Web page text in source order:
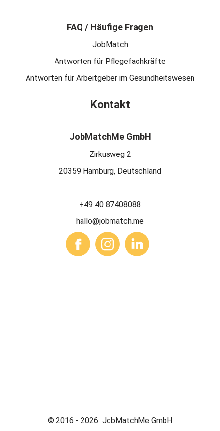
FAQ / Häufige Fragen
JobMatch
Antworten für Pflegefachkräfte
Antworten für Arbeitgeber im Gesundheitswesen
Kontakt
JobMatchMe GmbH
Zirkusweg 2
20359 Hamburg, Deutschland
+49 40 87408088
hallo@jobmatch.me
© 2016 - 2026 JobMatchMe GmbH